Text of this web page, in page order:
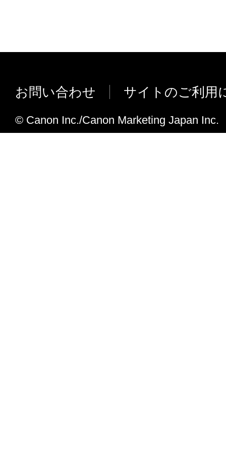
お問い合わせ サイトのご利用
© Canon Inc./Canon Marketing Japan Inc.